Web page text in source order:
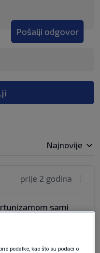
Pošalji odgovor
Najnovije
prije 2 godina
sami
podatke, kao što su podaci o